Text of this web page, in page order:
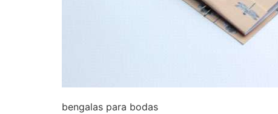
bengalas para bodas